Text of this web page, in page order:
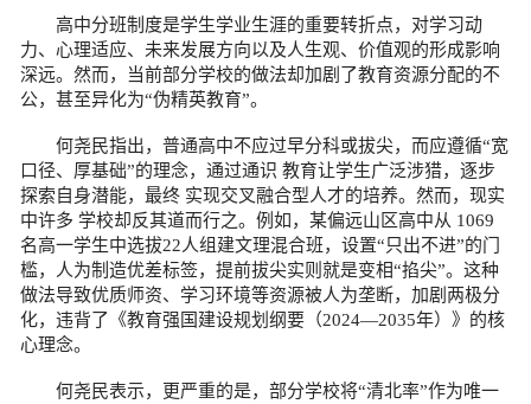
高中分班制度是学生学业生涯的重要转折点，对学习动
力、心理适应、未来发展方向以及人生观、价值观的形成影响
深远。然而，当前部分学校的做法却加剧了教育资源分配的不
公，甚至异化为“伪精英教育”。
何尧民指出，普通高中不应过早分科或拔尖，而应遵循“宽
口径、厚基础”的理念，通过通识 教育让学生广泛涉猎，逐步
探索自身潜能，最终 实现交叉融合型人才的培养。然而，现实
中许多 学校却反其道而行之。例如，某偏远山区高中从 1069
名高一学生中选拔22人组建文理混合班，设置“只出不进”的门
槛，人为制造优差标签，提前拔尖实则就是变相“掐尖”。这种
做法导致优质师资、学习环境等资源被人为垄断，加剧两极分
化，违背了《教育强国建设规划纲要（2024—2035年）》的核
心理念。
何尧民表示，更严重的是，部分学校将“清北率”作为唯一